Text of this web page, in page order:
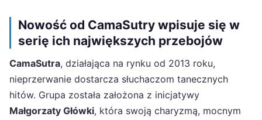
Nowość od CamaSutry wpisuje się w
serię ich największych przebojów
CamaSutra, działająca na rynku od 2013 roku,
nieprzerwanie dostarcza słuchaczom tanecznych
hitów. Grupa została założona z inicjatywy
Małgorzaty Główki, która swoją charyzmą, mocnym